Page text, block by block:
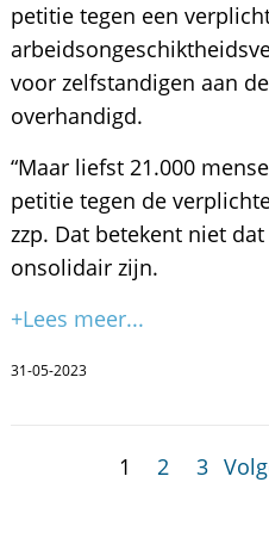
petitie tegen een
voor zelfstandigen aan
overhandigd.
“Maar liefst 21.000
petitie tegen de
zzp. Dat betekent niet
onsolidair zijn.
+Lees meer...
31-05-2023
1 2 3